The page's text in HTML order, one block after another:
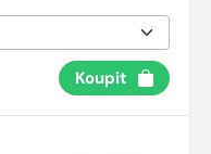
Koupit